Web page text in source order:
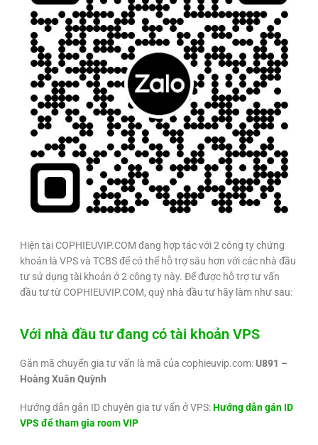
Hiện tại COPHIEUVIP.COM đang hợp tác với 2 công ty chứng
khoán là VPS và TCBS để có thể hỗ trợ sâu hơn với các nhà đầu
tư sử dụng tài khoản ở 2 công ty này. Để được hỗ trợ tư vấn
đầu tư từ COPHIEUVIP.COM, quý nhà đầu tư hãy làm như sau:
Với nhà đầu tư đang có tài khoản VPS
Gắn mã chuyển gia tư vấn là mã của cophieuvip.com:U891 –
Hoàng Xuân Quỳnh
Hướng dẫn gắn ID chuyên gia tư vấn ở VPS:Hướng dẫn gán ID
VPS để tham gia room VIP